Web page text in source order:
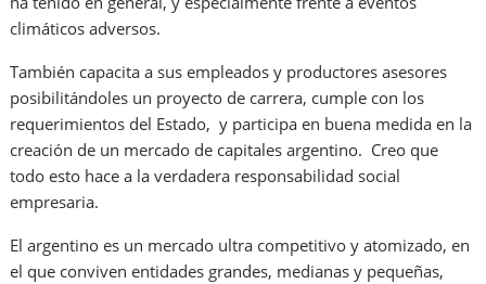
climáticos adversos.
También capacita a sus empleados y productores asesores
posibilitándoles un proyecto de carrera, cumple con los
requerimientos del Estado, y participa en buena medida en la
creación de un mercado de capitales argentino. Creo que
todo esto hace a la verdadera responsabilidad social
empresaria.
El argentino es un mercado ultra competitivo y atomizado, en
el que conviven entidades grandes, medianas y pequeñas,